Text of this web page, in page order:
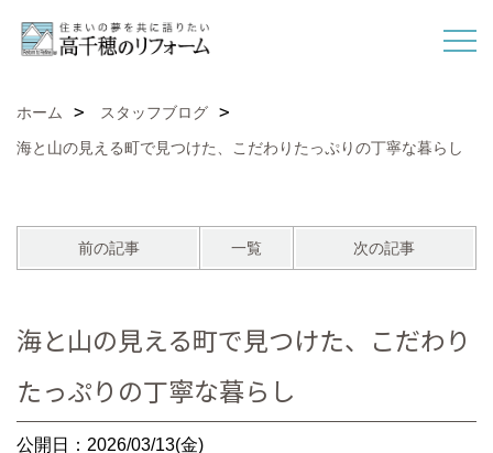
ホーム
スタッフブログ
海と山の見える町で見つけた、こだわりたっぷりの丁寧な暮らし
前の記事 一覧 次の記事
海と山の見える町で見つけた、こだわり
たっぷりの丁寧な暮らし
公開日：2026/03/13(金)